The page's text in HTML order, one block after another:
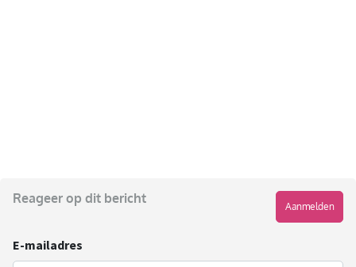
Reageer op dit bericht
Aanmelden
E-mailadres